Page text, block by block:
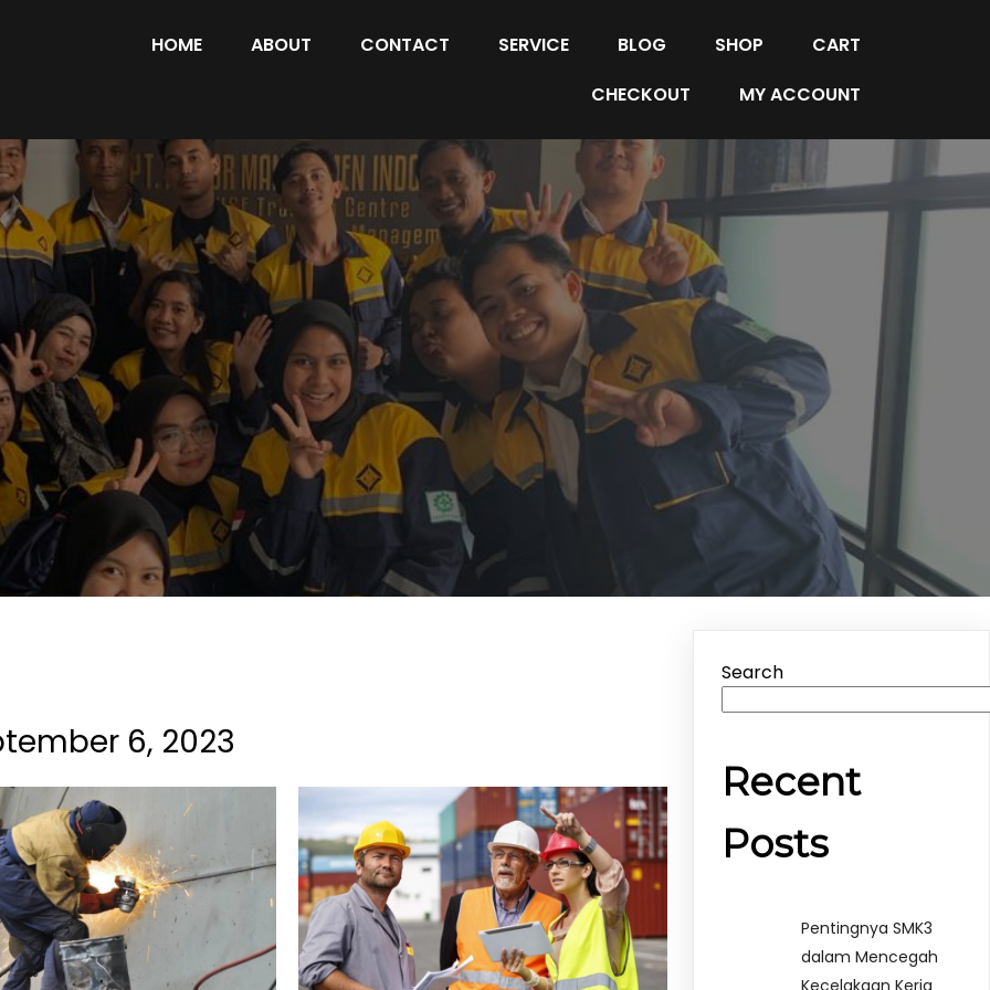
HOME ABOUT CONTACT SERVICE BLOG SHOP
CART
CHECKOUT
MY ACCOUNT
6, 2023
Search
Recent
Posts
Pentingnya SMK3
dalam Mencegah
Kecelakaan Kerja